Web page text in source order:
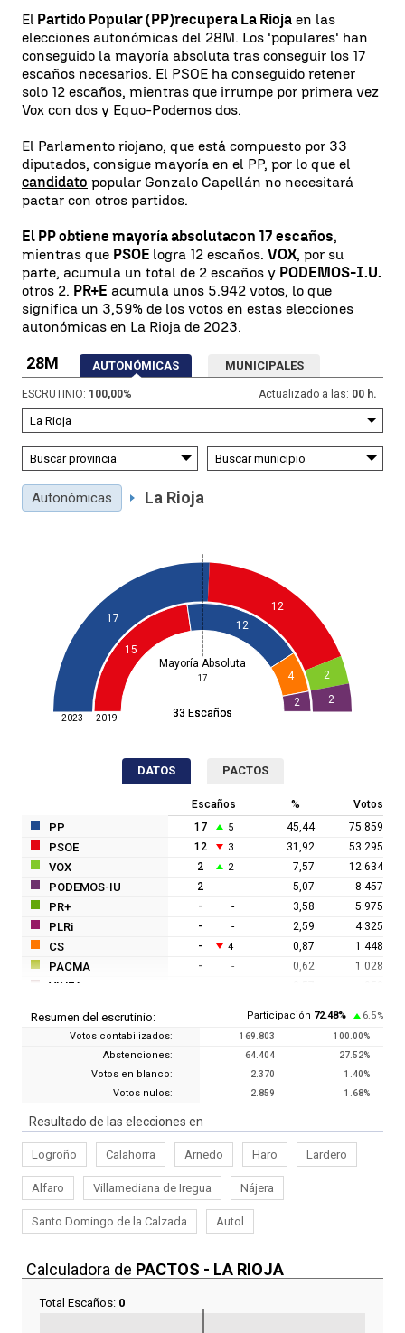
El Partido Popular (PP)recupera La Rioja en las
elecciones autonómicas del 28M. Los 'populares' han
conseguido la mayoría absoluta tras conseguir los 17
escaños necesarios. El PSOE ha conseguido retener
solo 12 escaños, mientras que irrumpe por primera vez
Vox con dos y Equo-Podemos dos.
El Parlamento riojano, que está compuesto por 33
diputados, consigue mayoría en el PP, por lo que el
candidato popular Gonzalo Capellán no necesitará
pactar con otros partidos.
El PP obtiene mayoría absolutacon 17 escaños,
mientras que PSOE logra 12 escaños. VOX, por su
parte, acumula un total de 2 escaños y PODEMOS-I.U.
otros 2. PR+E acumula unos 5.942 votos, lo que
significa un 3,59% de los votos en estas elecciones
autonómicas en La Rioja de 2023.
28M AUTONÓMICAS MUNICIPALES
ESCRUTINIO: 100,00% Actualizado a las: 00 h.
Resultado de las elecciones en
Logroño Calahorra Arnedo Haro Lardero
Alfaro Villamediana de Iregua Nájera
Santo Domingo de la Calzada Autol
Autonómicas La Rioja
17
12
2
2
33 Escaños
15
12
4
2
33 Escaños
2023 2019
Mayoría Absoluta
17
DATOS PACTOS
Escaños % Votos
PP 17 5 45,44 75.859
PSOE 12 3 31,92 53.295
VOX 2 2 7,57 12.634
PODEMOS-IU 2 - 5,07 8.457
PR+ - - 3,58 5.975
PLRi - - 2,59 4.325
CS - 4 0,87 1.448
PACMA - - 0,62 1.028
VINEA
Resumen del escrutinio: Participación 72.48% 6.5 %
Votos contabilizados: 169.803 100.00%
Abstenciones: 64.404 27.52%
Votos en blanco: 2.370 1.40%
Votos nulos: 2.859 1.68%
Calculadora de PACTOS - LA RIOJA
Total Escaños: 0